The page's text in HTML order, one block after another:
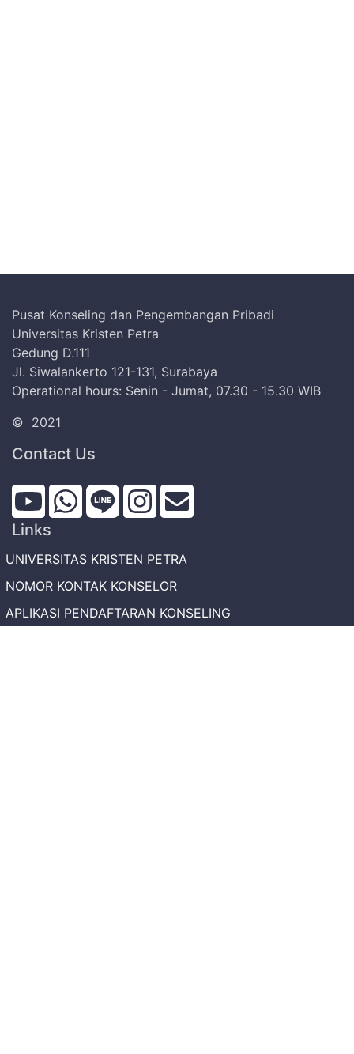
Pusat Konseling dan Pengembangan Pribadi
Universitas Kristen Petra
Gedung D.111
Jl. Siwalankerto 121-131, Surabaya
Operational hours: Senin - Jumat, 07.30 - 15.30 WIB
© 2021
Contact Us
Links
UNIVERSITAS KRISTEN PETRA
NOMOR KONTAK KONSELOR
APLIKASI PENDAFTARAN KONSELING